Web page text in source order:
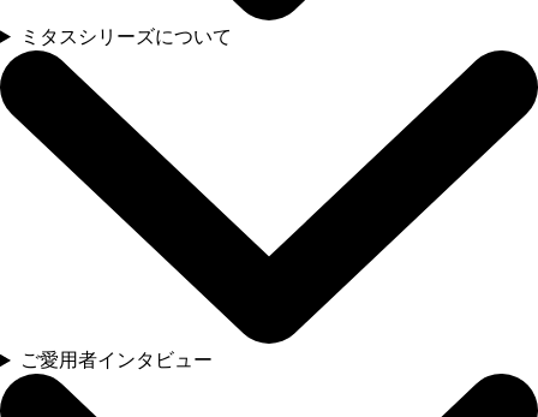
ミタスシリーズについて
ご愛用者インタビュー